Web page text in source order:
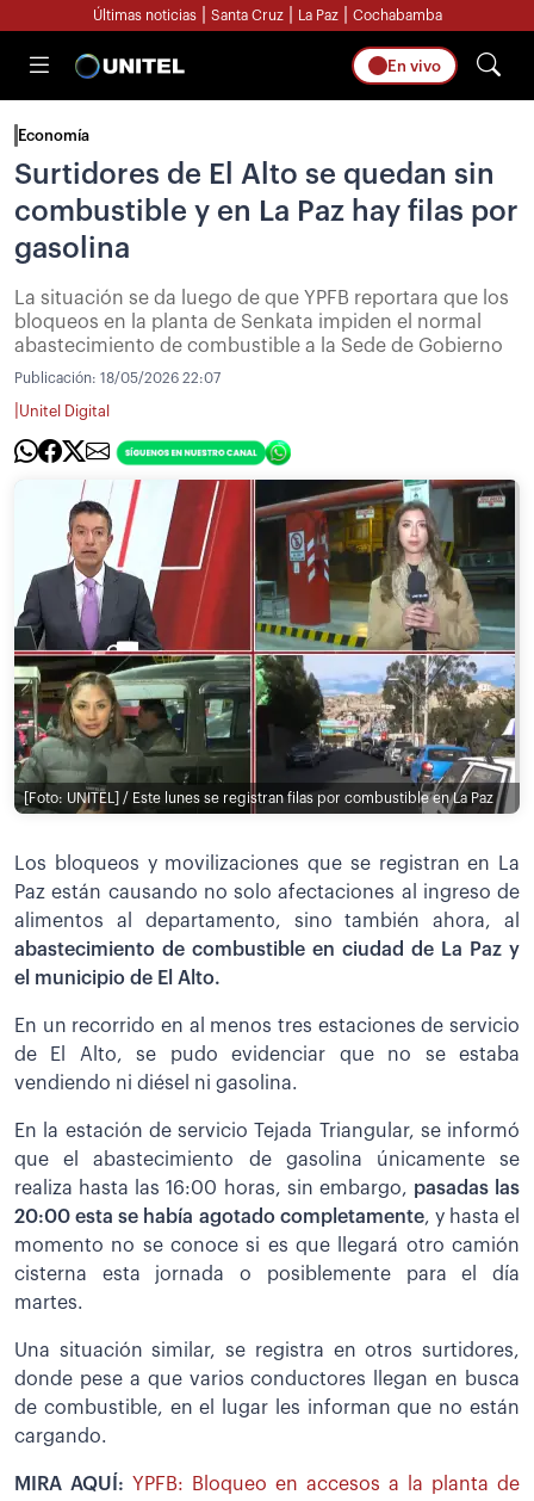
Últimas noticias Santa Cruz La Paz Cochabamba
En vivo
Economía
Surtidores de El Alto se quedan sin
combustible y en La Paz hay filas por
gasolina
La situación se da luego de que YPFB reportara que los
bloqueos en la planta de Senkata impiden el normal
abastecimiento de combustible a la Sede de Gobierno
Publicación: 18/05/2026 22:07
Unitel Digital
[Foto: UNITEL] / Este lunes se registran filas por combustible en La Paz
Los bloqueos y movilizaciones que se registran en La
Paz están causando no solo afectaciones al ingreso de
alimentos al departamento, sino también ahora, al
abastecimiento de combustible en ciudad de La Paz y
el municipio de El Alto.
En un recorrido en al menos tres estaciones de servicio
de El Alto, se pudo evidenciar que no se estaba
vendiendo ni diésel ni gasolina.
En la estación de servicio Tejada Triangular, se informó
que el abastecimiento de gasolina únicamente se
realiza hasta las 16:00 horas, sin embargo, pasadas las
20:00 esta se había agotado completamente, y hasta el
momento no se conoce si es que llegará otro camión
cisterna esta jornada o posiblemente para el día
martes.
Una situación similar, se registra en otros surtidores,
donde pese a que varios conductores llegan en busca
de combustible, en el lugar les informan que no están
cargando.
MIRA AQUÍ: YPFB: Bloqueo en accesos a la planta de